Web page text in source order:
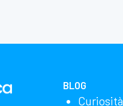
BLOG
Curiosità